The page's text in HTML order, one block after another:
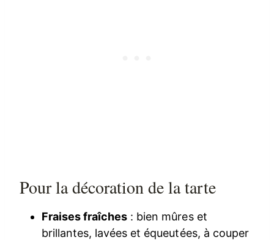
Pour la décoration de la tarte
Fraises fraîches : bien mûres et
brillantes, lavées et équeutées, à couper